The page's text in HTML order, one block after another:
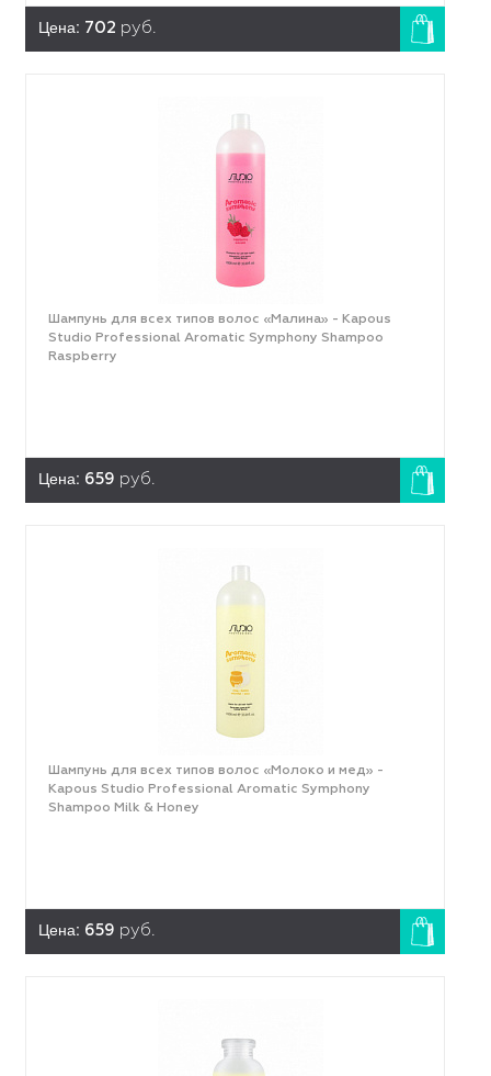
Цена: 702 руб.
Шампунь для всех типов волос «Малина» - Kapous
Studio Professional Aromatic Symphony Shampoo
Raspberry
Цена: 659 руб.
Шампунь для всех типов волос «Молоко и мед» -
Kapous Studio Professional Aromatic Symphony
Shampoo Milk & Honey
Цена: 659 руб.